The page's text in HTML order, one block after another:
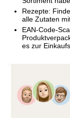
Rezepte:
alle Zutaten
EAN-Code-
es zur